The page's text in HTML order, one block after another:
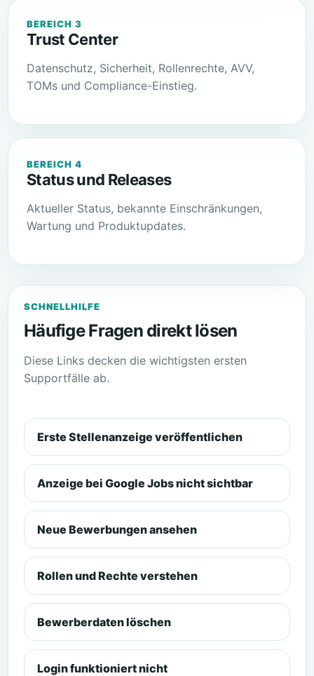
BEREICH 3
Trust Center
Datenschutz, Sicherheit, Rollenrechte, AVV,
TOMs und Compliance-Einstieg.
BEREICH 4
Status und Releases
Aktueller Status, bekannte Einschränkungen,
Wartung und Produktupdates.
SCHNELLHILFE
Häufige Fragen direkt lösen
Diese Links decken die wichtigsten ersten
Supportfälle ab.
Erste Stellenanzeige veröffentlichen
Anzeige bei Google Jobs nicht sichtbar
Neue Bewerbungen ansehen
Rollen und Rechte verstehen
Bewerberdaten löschen
Login funktioniert nicht